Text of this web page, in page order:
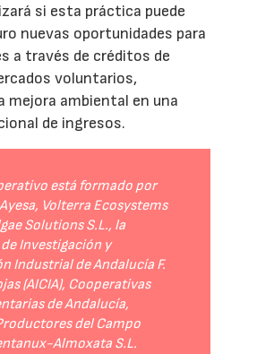
si esta práctica puede
nuevas oportunidades para
a través de créditos de
voluntarios,
mejora ambiental en una
de ingresos.
está formado por
Volterra Ecosystems
Solutions S.L., la
Investigación y
Industrial de Andalucía F.
(AICIA), Cooperativas
de Andalucía,
del Campo
Almoxata S.L.